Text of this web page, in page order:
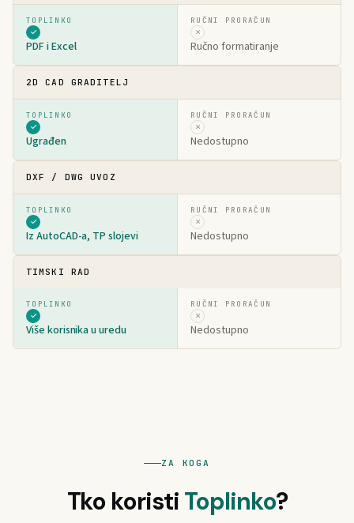
✓
PDF i Excel
✗
Ručno formatiranje
2D CAD GRADITELJ
✓
Ugrađen
✗
Nedostupno
DXF / DWG UVOZ
✓
Iz AutoCAD-a, TP slojevi
✗
Nedostupno
TIMSKI RAD
✓
Više korisnika u uredu
✗
Nedostupno
ZA KOGA
Tko koristi Toplinko?